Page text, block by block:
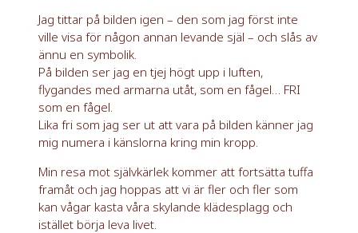
Jag tittar på bilden igen – den som jag först inte
ville visa för någon annan levande själ – och slås av
ännu en symbolik.
På bilden ser jag en tjej högt upp i luften,
flygandes med armarna utåt, som en fågel… FRI
som en fågel.
Lika fri som jag ser ut att vara på bilden känner jag
mig numera i känslorna kring min kropp.
Min resa mot självkärlek kommer att fortsätta tuffa
framåt och jag hoppas att vi är fler och fler som
kan vågar kasta våra skylande klädesplagg och
istället börja leva livet.